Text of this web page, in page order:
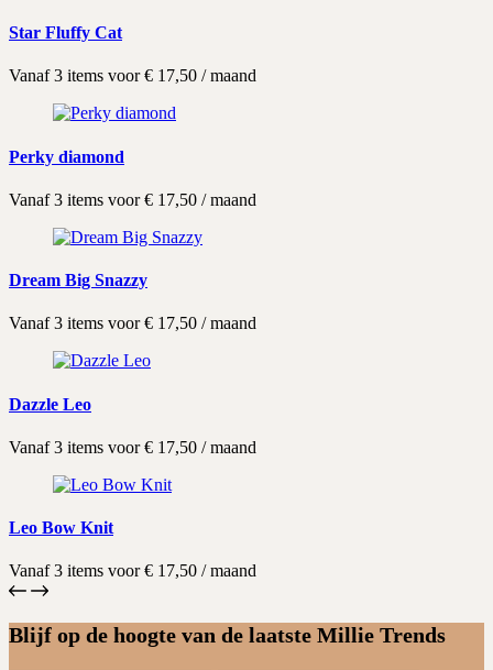
Star Fluffy Cat
Vanaf 3 items voor€ 17,50 / maand
Perky diamond
Vanaf 3 items voor€ 17,50 / maand
Dream Big Snazzy
Vanaf 3 items voor€ 17,50 / maand
Dazzle Leo
Vanaf 3 items voor€ 17,50 / maand
Leo Bow Knit
Vanaf 3 items voor€ 17,50 / maand
Blijf op de hoogte van de laatste Millie Trends